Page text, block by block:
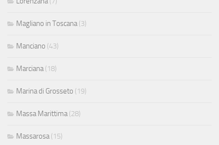
Magliano in Toscana (3)
Manciano (43)
Marciana (18)
Marina di Grosseto (19)
Massa Marittima (28)
Massarosa (15)